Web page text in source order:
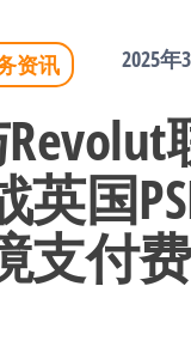
资讯 2025年
英国
支付